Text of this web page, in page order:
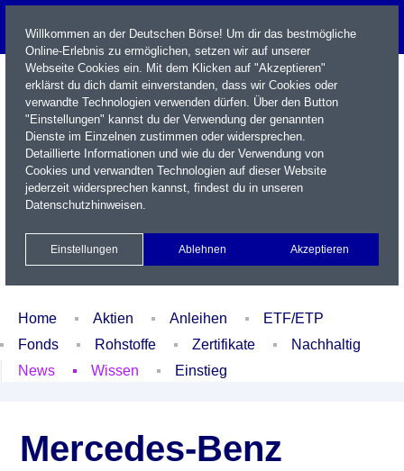
Name / WKN / ISIN / Kürzel
Xetra Realtime
Watchlist Portfolio Login
Home Aktien Anleihen
ETF/ETP
Fonds
Rohstoffe Zertifikate
Nachhaltig
News
Wissen Einstieg
Mercedes-Benz
Willkommen an der Deutschen Börse! Um dir das bestmögliche
Online-Erlebnis zu ermöglichen, setzen wir auf unserer
Webseite Cookies ein. Mit dem Klicken auf "Akzeptieren"
erklärst du dich damit einverstanden, dass wir Cookies oder
verwandte Technologien verwenden dürfen. Über den Button
"Einstellungen" kannst du der Verwendung der genannten
Dienste im Einzelnen zustimmen oder widersprechen.
Detaillierte Informationen und wie du der Verwendung von
Cookies und verwandten Technologien auf dieser Website
jederzeit widersprechen kannst, findest du in unseren
Datenschutzhinweisen.
Einstellungen Ablehnen Akzeptieren